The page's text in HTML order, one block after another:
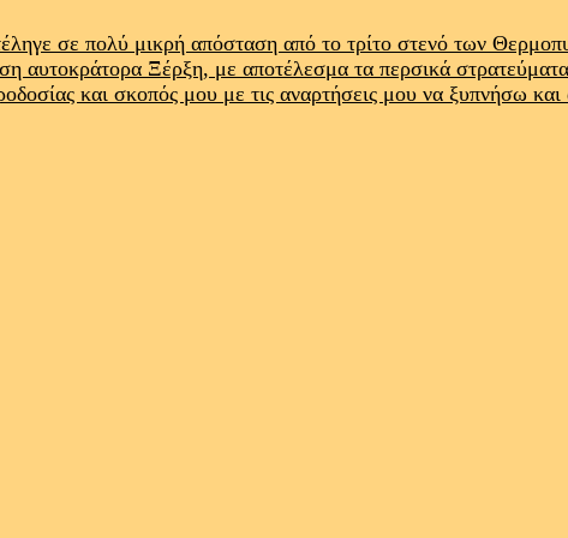
σε πολύ μικρή απόσταση από το τρίτο στενό των
αυτοκράτορα Ξέρξη, με αποτέλεσμα τα περσικά
και σκοπός μου με τις αναρτήσεις μου να ξυπνήσω